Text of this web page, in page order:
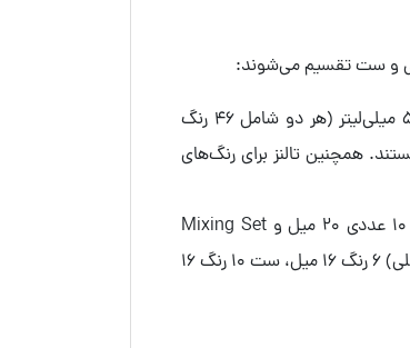
و ست تقسیم می‌شوند:
این رنگ‌ها در دو قالب قوطی شیشه‌ای و تیوپی تولید می‌شوند. قوطی‌های شیشه‌ای در دو حجم 16 میلی‌لیتر و 50 میلی‌لیتر (هر دو شامل 46 رنگ
میلی‌لیتری با طیف گسترده‌تر 61 رنگ، انتخاب مناسبی هستند. همچنین تالنز برای رنگ‌های
گواش تالنز، ست‌های بسیار کاربردی و جذابی دارد. ست‌های تیوپی شامل Basic Set (ست رنگ‌های پایه) 10 عددی 20 میل و Mixing Set
(ست‌های ترکیب رنگ) 5 عددی و 8 عددی 20 میل هستند. در بخش قوطی‌های شیشه‌ای نیز می‌توانید Primary Set (ست رنگ‌های اصلی) 6 رنگ 16 میل، ست 10 رنگ 16